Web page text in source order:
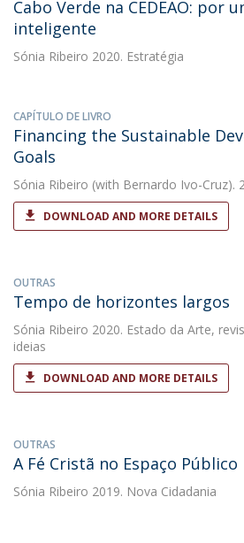
Cabo Verde na CEDEAO: por
inteligente
Sónia Ribeiro 2020. Estratégia
CAPÍTULO DE LIVRO
Financing the Sustainable
Goals
Sónia Ribeiro (with Bernardo Ivo-Cruz).
DOWNLOAD AND MORE DETAILS
OUTRAS
Tempo de horizontes largos
Sónia Ribeiro 2020. Estado da Arte,
ideias
DOWNLOAD AND MORE DETAILS
OUTRAS
A Fé Cristã no Espaço Público
Sónia Ribeiro 2019. Nova Cidadania